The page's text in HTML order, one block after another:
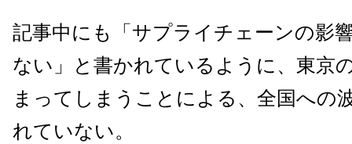
記事中にも「サプライチェーンの影
ない」と書かれているように、東京
まってしまうことによる、全国への
れていない。